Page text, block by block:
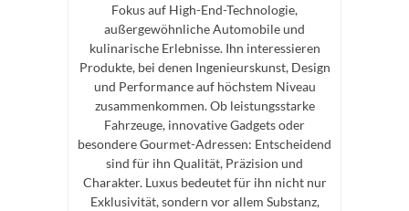
Fokus auf High-End-Technologie,
außergewöhnliche Automobile und
kulinarische Erlebnisse. Ihn interessieren
Produkte, bei denen Ingenieurskunst, Design
und Performance auf höchstem Niveau
zusammenkommen. Ob leistungsstarke
Fahrzeuge, innovative Gadgets oder
besondere Gourmet-Adressen: Entscheidend
sind für ihn Qualität, Präzision und
Charakter. Luxus bedeutet für ihn nicht nur
Exklusivität, sondern vor allem Substanz,